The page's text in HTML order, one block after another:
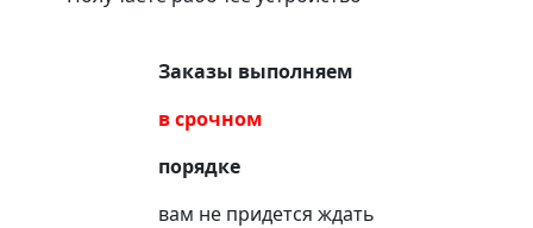
Заказы выполняем
в срочном
порядке
вам не придется ждать